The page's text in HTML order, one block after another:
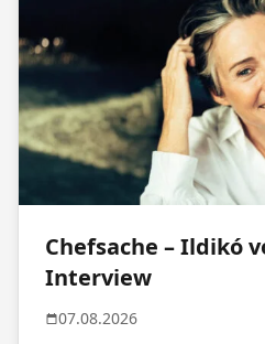
Chefsache – Ildikó
Interview
07.08.2026